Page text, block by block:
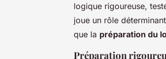
logique rigoureuse,
joue un rôle
que la préparation du
Préparation